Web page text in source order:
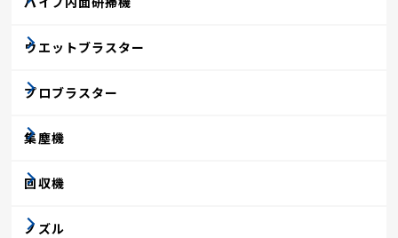
ウエットブラスター
プロブラスター
集塵機
回収機
ノズル